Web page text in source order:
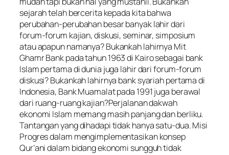
sejarah telah bercerita kepada kita bahwa
perubahan-perubahan besar banyak lahir dari
forum-forum kajian, diskusi, seminar, simposium
atau apapun namanya? Bukankah lahirnya Mit
Ghamr Bank pada tahun 1963 di Kairo sebagai bank
Islam pertama di dunia juga lahir dari forum-forum
diskusi? Bukankah lahirnya bank syariah pertama di
Indonesia, Bank Muamalat pada 1991 juga berawal
dari ruang-ruang kajian?Perjalanan dakwah
ekonomi Islam memang masih panjang dan berliku.
Tantangan yang dihadapi tidak hanya satu-dua. Misi
Progres dalam mengimplementasikan konsep
Qur’ani dalam bidang ekonomi sungguh tidak